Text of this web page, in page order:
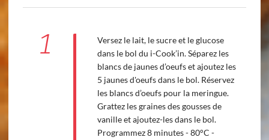
1
Versez le lait, le sucre et le glucose
dans le bol du i-Cook’in. Séparez les
blancs de jaunes d’oeufs et ajoutez les
5 jaunes d'oeufs dans le bol. Réservez
les blancs d’oeufs pour la meringue.
Grattez les graines des gousses de
vanille et ajoutez-les dans le bol.
Programmez 8 minutes - 80°C -